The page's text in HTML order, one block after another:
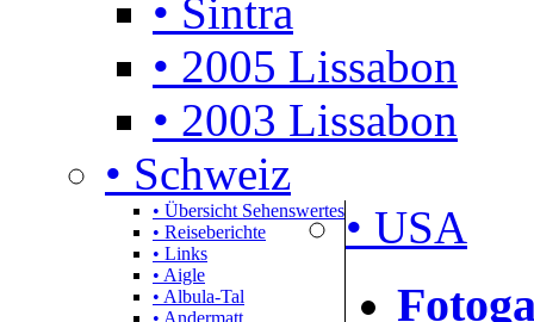
• Sintra
• 2005 Lissabon
• 2003 Lissabon
• Schweiz
• Übersicht Sehenswertes
• Reiseberichte
• Links
• Aigle
• Albula-Tal
• Andermatt
• USA